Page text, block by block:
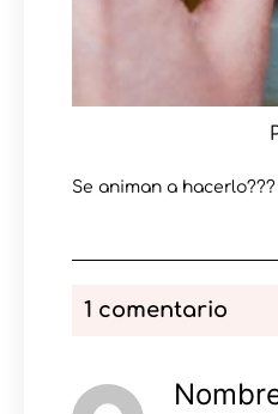
Se animan a hacerlo???
1 comentario